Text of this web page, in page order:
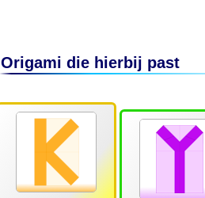
Origami die hierbij past
Letter O